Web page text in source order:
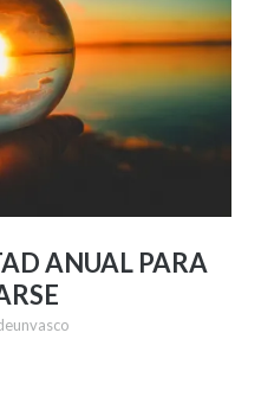
ANUAL PARA